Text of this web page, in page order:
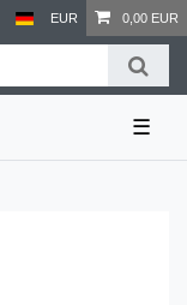
EUR 0,00 EUR
☰